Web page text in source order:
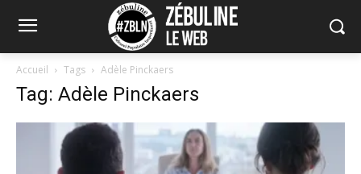
Accueil Tags Adèle Pinckaers
Tag: Adèle Pinckaers